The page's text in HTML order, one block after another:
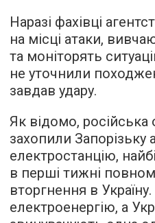
Наразі фахівці
на місці атаки,
та моніторять
не уточнили
завдав удару.
Як відомо, російська
захопили Запорізьку
електростанцію,
в перші тижні
вторгнення в
електроенергію, а